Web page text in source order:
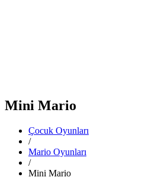
Mini Mario
Çocuk Oyunları
/
Mario Oyunları
/
Mini Mario